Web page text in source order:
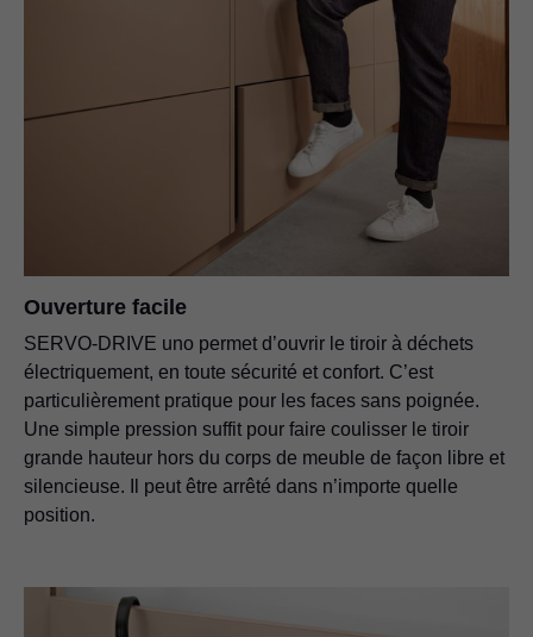
Ouverture facile
SERVO-DRIVE uno permet d’ouvrir le tiroir à déchets
électriquement, en toute sécurité et confort. C’est
particulièrement pratique pour les faces sans poignée.
Une simple pression suffit pour faire coulisser le tiroir
grande hauteur hors du corps de meuble de façon libre et
silencieuse. Il peut être arrêté dans n’importe quelle
position.